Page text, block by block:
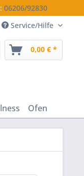
06206/92830
Service/Hilfe
0,00 € *
Ofen